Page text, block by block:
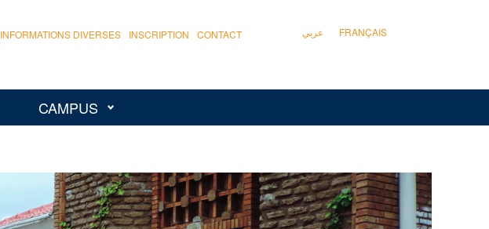
INFORMATIONS DIVERSES INSCRIPTION CONTACT عربي FRANÇAIS
CAMPUS